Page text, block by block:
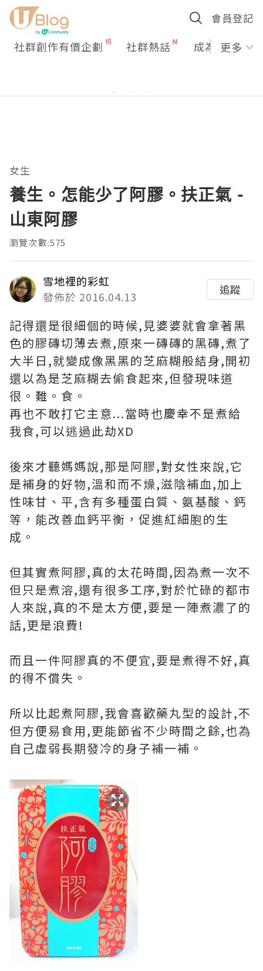
會員登記
社群創作有價企劃 社群熱話 成為U更多
女生
養生。怎能少了阿膠。扶正氣 -
山東阿膠
瀏覽次數:575
雪地裡的彩虹
發佈於 2016.04.13
追蹤
記得還是很細個的時候,見婆婆就會拿著黑
色的膠磚切薄去煮,原來一磚磚的黑磚,煮了
大半日,就變成像黑黑的芝麻糊般結身,開初
還以為是芝麻糊去偷食起來,但發現味道
很。難。食。
再也不敢打它主意...當時也慶幸不是煮給
我食,可以逃過此劫XD
後來才聽媽媽說,那是阿膠,對女性來說,它
是補身的好物,溫和而不燥,滋陰補血,加上
性味甘、平,含有多種蛋白質、氨基酸、鈣
等，能改善血鈣平衡，促進紅細胞的生
成。
但其實煮阿膠,真的太花時間,因為煮一次不
但只是煮溶,還有很多工序,對於忙碌的都市
人來說,真的不是太方便,要是一陣煮濃了的
話,更是浪費!
而且一件阿膠真的不便宜,要是煮得不好,真
的得不償失。
所以比起煮阿膠,我會喜歡藥丸型的設計,不
但方便易食用,更能節省不少時間之餘,也為
自己虛弱長期發冷的身子補一補。